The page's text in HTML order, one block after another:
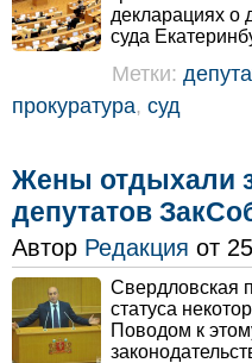
декларациях о
суда
Метки:
прокуратура, суд
Жены отдыхали
депутатов
Автор Редакция от
Свердловская
статуса
Поводом к